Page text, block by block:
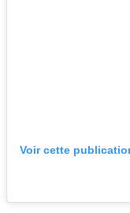
Voir cette